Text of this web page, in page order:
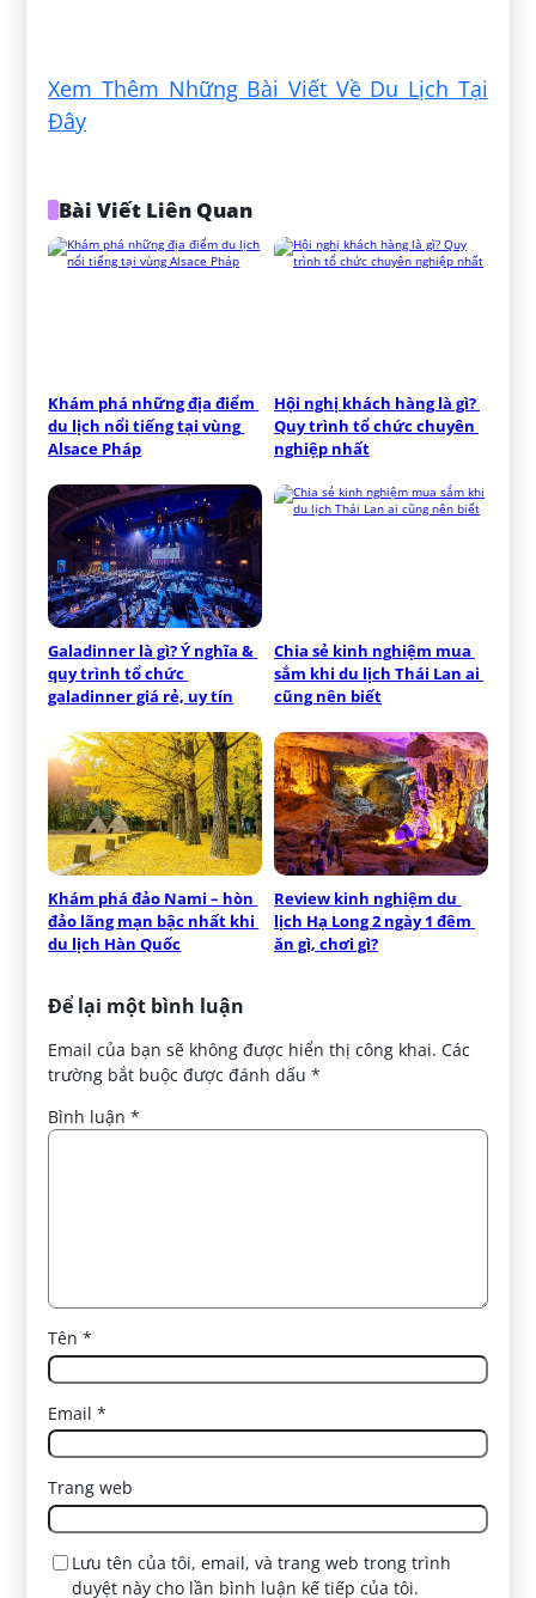
Xem Thêm Những Bài Viết Về Du Lịch Tại
Đây
Bài Viết Liên Quan
Khám phá những địa điểm
du lịch nổi tiếng tại vùng
Alsace Pháp
Hội nghị khách hàng là gì?
Quy trình tổ chức chuyên
nghiệp nhất
Galadinner là gì? Ý nghĩa &
quy trình tổ chức
galadinner giá rẻ, uy tín
Chia sẻ kinh nghiệm mua
sắm khi du lịch Thái Lan ai
cũng nên biết
Khám phá đảo Nami – hòn
đảo lãng mạn bậc nhất khi
du lịch Hàn Quốc
Review kinh nghiệm du
lịch Hạ Long 2 ngày 1 đêm
ăn gì, chơi gì?
Để lại một bình luận
Email của bạn sẽ không được hiển thị công khai. Các
trường bắt buộc được đánh dấu*
Bình luận*
Tên*
Email*
Trang web
Lưu tên của tôi, email, và trang web trong trình
duyệt này cho lần bình luận kế tiếp của tôi.